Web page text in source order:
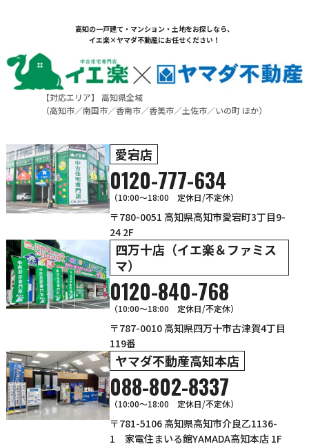
高知の一戸建て・マンション・土地をお探しなら、
イエ楽×ヤマダ不動産にお任せください！
【対応エリア】 高知県全域
（高知市／南国市／香南市／香美市／土佐市／いの町 ほか）
愛宕店
0120-777-634
（10:00～18:00 定休日/不定休）
〒780-0051 高知県高知市愛宕町3丁目9-
24 2F
四万十店（イエ楽＆ファミス
マ）
0120-840-768
（10:00〜18:00 定休日/不定休）
〒787-0010 高知県四万十市古津賀4丁目
119番
ヤマダ不動産高知本店
088-802-8337
（10:00～18:00 定休日/不定休）
〒781-5106 高知県高知市介良乙1136-
1 家電住まいる館YAMADA高知本店 1F